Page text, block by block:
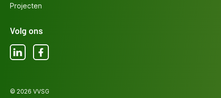
Projecten
Volg ons
LinkedInFacebook
© 2026 VVSG